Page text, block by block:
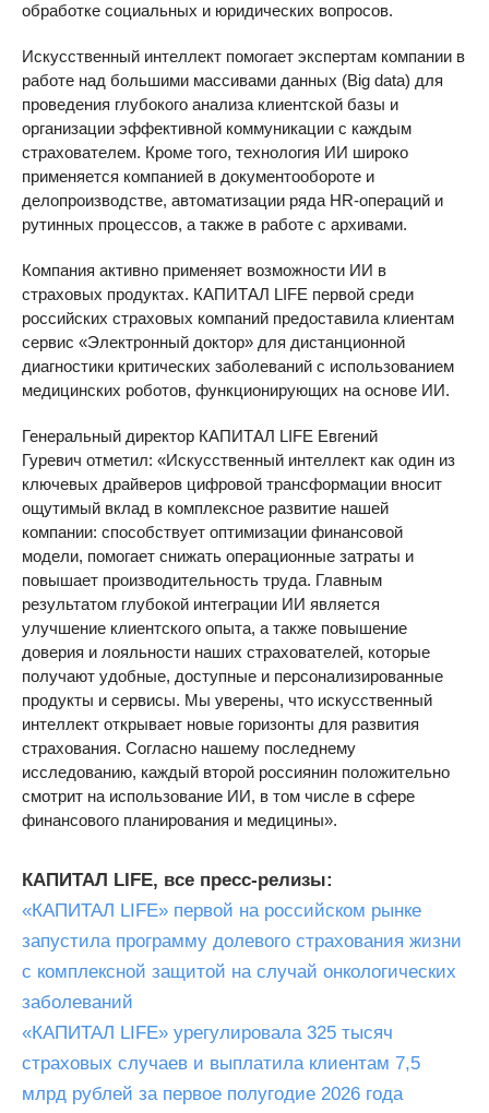
обработке социальных и юридических вопросов.
Искусственный интеллект помогает экспертам компании в
работе над большими массивами данных (Big data) для
проведения глубокого анализа клиентской базы и
организации эффективной коммуникации с каждым
страхователем. Кроме того, технология ИИ широко
применяется компанией в документообороте и
делопроизводстве, автоматизации ряда HR-операций и
рутинных процессов, а также в работе с архивами.
Компания активно применяет возможности ИИ в
страховых продуктах. КАПИТАЛ LIFE первой среди
российских страховых компаний предоставила клиентам
сервис «Электронный доктор» для дистанционной
диагностики критических заболеваний с использованием
медицинских роботов, функционирующих на основе ИИ.
Генеральный директор КАПИТАЛ LIFE Евгений
Гуревич отметил: «Искусственный интеллект как один из
ключевых драйверов цифровой трансформации вносит
ощутимый вклад в комплексное развитие нашей
компании: способствует оптимизации финансовой
модели, помогает снижать операционные затраты и
повышает производительность труда. Главным
результатом глубокой интеграции ИИ является
улучшение клиентского опыта, а также повышение
доверия и лояльности наших страхователей, которые
получают удобные, доступные и персонализированные
продукты и сервисы. Мы уверены, что искусственный
интеллект открывает новые горизонты для развития
страхования. Согласно нашему последнему
исследованию, каждый второй россиянин положительно
смотрит на использование ИИ, в том числе в сфере
финансового планирования и медицины».
КАПИТАЛ LIFE, все пресс-релизы:
«КАПИТАЛ LIFE» первой на российском рынке
запустила программу долевого страхования жизни
с комплексной защитой на случай онкологических
заболеваний
«КАПИТАЛ LIFE» урегулировала 325 тысяч
страховых случаев и выплатила клиентам 7,5
млрд рублей за первое полугодие 2026 года